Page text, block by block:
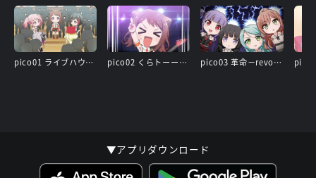
pico01 ライブハウス「さーくる」 pico02 くらトーーーーク pico03 革命－revolution－
▼アプリダウンロード